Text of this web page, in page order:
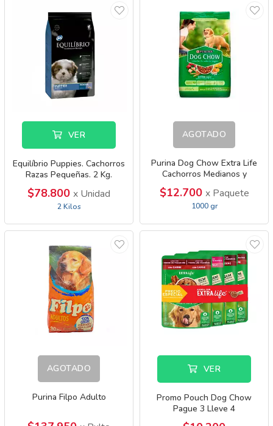
VER
Equilíbrio Puppies. Cachorros
Razas Pequeñas. 2 Kg.
$78.800 x Unidad
2 Kilos
AGOTADO
Purina Dog Chow Extra Life
Cachorros Medianos y
$12.700 x Paquete
1000 gr
AGOTADO
Purina Filpo Adulto
VER
Promo Pouch Dog Chow
Pague 3 Lleve 4